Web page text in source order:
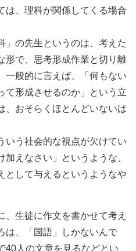
は、理科が関係してくる場合
の先生というのは、考えた
形で、思考形成作業と切り離
一般的に言えば、「何もない
て形成させるのか」という立
、おそらくほとんどいないは
う社会的な視点が欠けてい
えなさい」というような、
として与えるというようなや
生徒に作文を書かせて考え
は、「国語」しかないんで
40人の文章を見るなどとい